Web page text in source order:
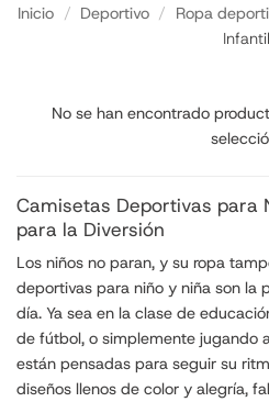
Inicio / Deportivo / Ropa
Infantil
No se han encontrado
Camisetas Deportivas para
para la Diversión
Los niños no paran, y su ropa
deportivas para niño y niña son la
día. Ya sea en la clase de
de fútbol, o simplemente jugando
están pensadas para seguir su
diseños llenos de color y alegría,